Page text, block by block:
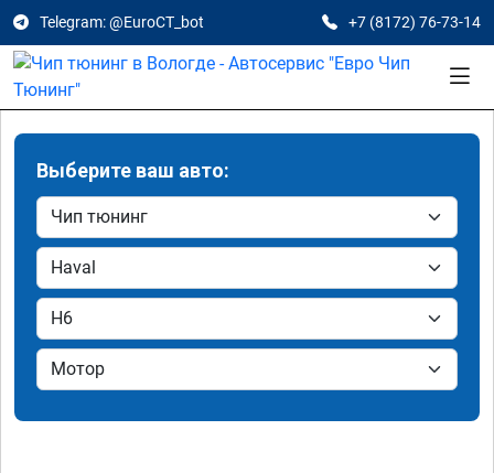
Telegram: @EuroCT_bot +7 (8172) 76-73-14
Выберите ваш авто: